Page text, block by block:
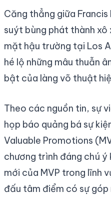
Căng thẳng giữa Francis
suýt bùng phát thành
mặt hậu trường tại Los
hé lộ những mâu thuẫn
bật của làng võ thuật
Theo các nguồn tin, sự
họp báo quảng bá sự
Valuable Promotions
chương trình đáng chú ý
mới của MVP trong lĩnh
đấu tâm điểm có sự